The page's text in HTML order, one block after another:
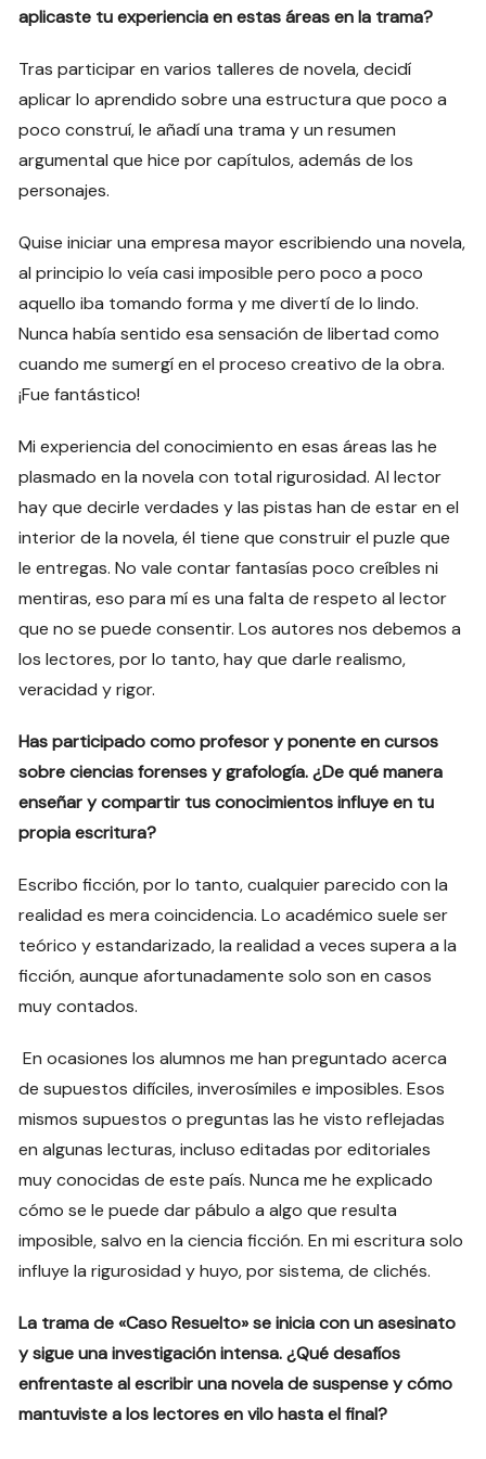
aplicaste tu experiencia en estas áreas en la trama?
Tras participar en varios talleres de novela, decidí
aplicar lo aprendido sobre una estructura que poco a
poco construí, le añadí una trama y un resumen
argumental que hice por capítulos, además de los
personajes.
Quise iniciar una empresa mayor escribiendo una novela,
al principio lo veía casi imposible pero poco a poco
aquello iba tomando forma y me divertí de lo lindo.
Nunca había sentido esa sensación de libertad como
cuando me sumergí en el proceso creativo de la obra.
¡Fue fantástico!
Mi experiencia del conocimiento en esas áreas las he
plasmado en la novela con total rigurosidad. Al lector
hay que decirle verdades y las pistas han de estar en el
interior de la novela, él tiene que construir el puzle que
le entregas. No vale contar fantasías poco creíbles ni
mentiras, eso para mí es una falta de respeto al lector
que no se puede consentir. Los autores nos debemos a
los lectores, por lo tanto, hay que darle realismo,
veracidad y rigor.
Has participado como profesor y ponente en cursos
sobre ciencias forenses y grafología. ¿De qué manera
enseñar y compartir tus conocimientos influye en tu
propia escritura?
Escribo ficción, por lo tanto, cualquier parecido con la
realidad es mera coincidencia. Lo académico suele ser
teórico y estandarizado, la realidad a veces supera a la
ficción, aunque afortunadamente solo son en casos
muy contados.
En ocasiones los alumnos me han preguntado acerca
de supuestos difíciles, inverosímiles e imposibles. Esos
mismos supuestos o preguntas las he visto reflejadas
en algunas lecturas, incluso editadas por editoriales
muy conocidas de este país. Nunca me he explicado
cómo se le puede dar pábulo a algo que resulta
imposible, salvo en la ciencia ficción. En mi escritura solo
influye la rigurosidad y huyo, por sistema, de clichés.
La trama de «Caso Resuelto» se inicia con un asesinato
y sigue una investigación intensa. ¿Qué desafíos
enfrentaste al escribir una novela de suspense y cómo
mantuviste a los lectores en vilo hasta el final?